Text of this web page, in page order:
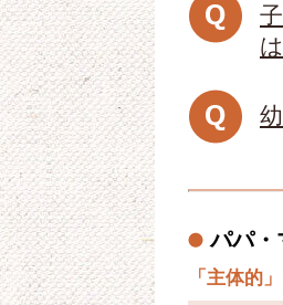
パパ・
「主体的